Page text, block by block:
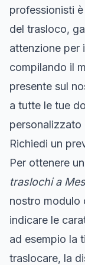
professionisti
del trasloco,
attenzione per
compilando il
presente sul
a tutte le tue
personalizzato
Richiedi un
Per ottenere
traslochi a
nostro modulo
indicare le
ad esempio la
traslocare, la